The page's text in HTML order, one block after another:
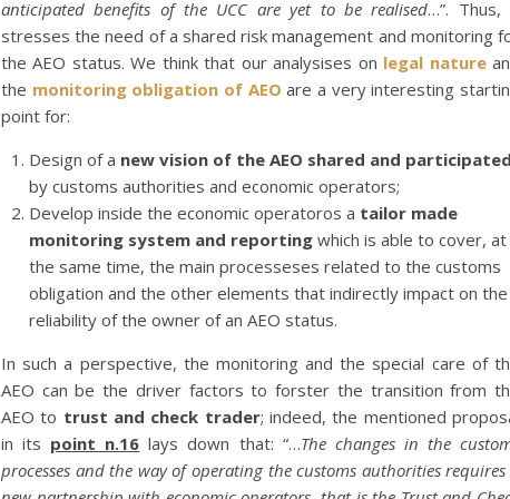
anticipated benefits of the UCC are yet to be realised…”. Thus,
stresses the need of a shared risk management and monitoring
the AEO status. We think that our analysises on legal nature
the monitoring obligation of AEO are a very interesting
point for:
Design of a new vision of the AEO shared and participated
by customs authorities and economic operators;
Develop inside the economic operatoros a tailor made
monitoring system and reporting which is able to cover, at
the same time, the main processeses related to the customs
obligation and the other elements that indirectly impact on the
reliability of the owner of an AEO status.
In such a perspective, the monitoring and the special care of
AEO can be the driver factors to forster the transition from
AEO to trust and check trader; indeed, the mentioned
in its point n.16 lays down that: “…The changes in the
processes and the way of operating the customs authorities requires